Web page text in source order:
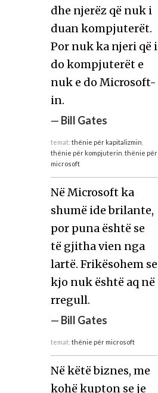
dhe njerëz që nuk i
duan kompjuterët.
Por nuk ka njeri që i
do kompjuterët e
nuk e do Microsoft-
in.
— Bill Gates
temat: thënie për kapitalizmin
thënie për kompjuterin thënie për
microsoft
Në Microsoft ka
shumë ide brilante,
por puna është se
të gjitha vien nga
lartë. Frikësohem se
kjo nuk është aq në
rregull.
— Bill Gates
temat: thënie për microsoft
Në këtë biznes, me
kohë kupton se je